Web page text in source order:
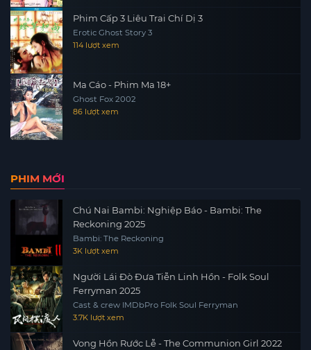
Phim Cấp 3 Liêu Trai Chí Dị 3
Erotic Ghost Story 3
114 lượt xem
Ma Cáo - Phim Ma 18+
Ghost Fox 2002
86 lượt xem
PHIM MỚI
Chú Nai Bambi: Nghiệp Báo - Bambi: The
Reckoning 2025
Bambi: The Reckoning
3K lượt xem
Người Lái Đò Đưa Tiễn Linh Hồn - Folk Soul
Ferryman 2025
Cast & crew IMDbPro Folk Soul Ferryman
3.7K lượt xem
Vong Hồn Rước Lễ - The Communion Girl 2022